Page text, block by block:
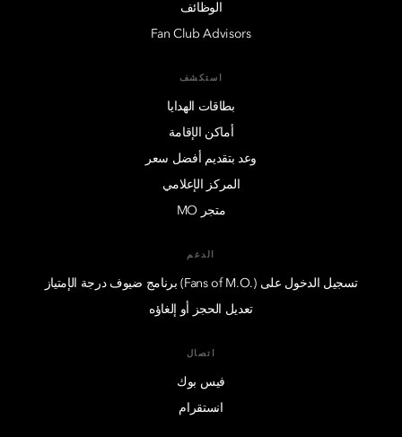
الوظائف
Fan Club Advisors
استكشف
بطاقات الهدايا
أماكن الإقامة
وعد بتقديم أفضل سعر
المركز الإعلامي
متجر MO
الدعم
تسجيل الدخول على (.Fans of M.O) برنامج ضيوف درجة الإمتياز
تعديل الحجز أو إلغاؤه
اتصال
فيس بوك
انستقرام